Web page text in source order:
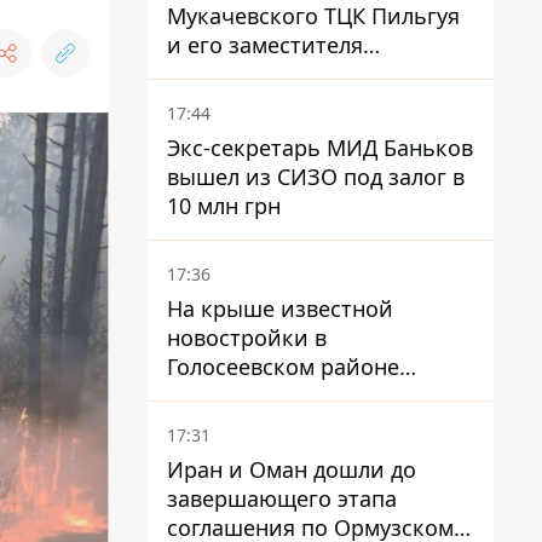
Мукачевского ТЦК Пильгуя
и его заместителя
отправили в СИЗО без
права залога – журналист
17:44
Экс-секретарь МИД Баньков
вышел из СИЗО под залог в
10 млн грн
17:36
На крыше известной
новостройки в
Голосеевском районе
разбивают парк площадью
в гектар
17:31
Иран и Оман дошли до
завершающего этапа
соглашения по Ормузскому